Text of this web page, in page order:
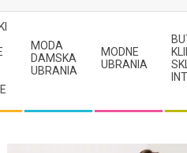
MODA
DAMSKA
UBRANIA
MODNE
UBRANIA